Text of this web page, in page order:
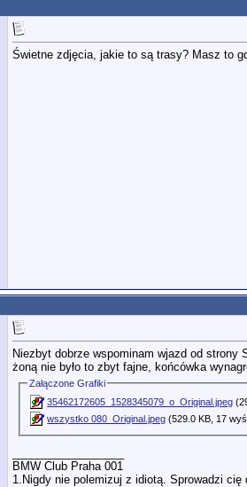
Świetne zdjęcia, jakie to są trasy? Masz to
Niezbyt dobrze wspominam wjazd od
żoną nie było to zbyt fajne, końcówka
Załączone Grafiki
35462172605_1528345079_o_Original.jpeg
wszystko 080_Original.jpeg (529.0 KB, 17
BMW Club Praha 001
1.Nigdy nie polemizuj z idiotą. Sprowadzi